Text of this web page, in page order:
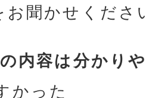
お聞かせくださ
内容は分かり
かった